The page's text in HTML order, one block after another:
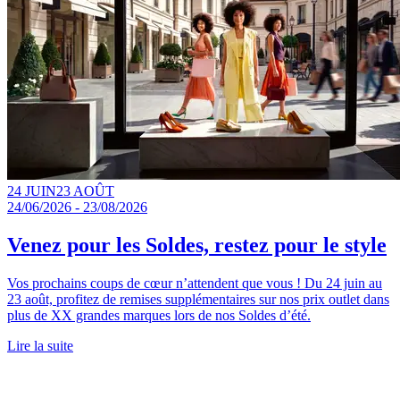
24 JUIN23 AOÛT
24/06/2026 - 23/08/2026
Venez pour les Soldes, restez pour le style
Vos prochains coups de cœur n’attendent que vous ! Du 24 juin au
23 août, profitez de remises supplémentaires sur nos prix outlet dans
plus de XX grandes marques lors de nos Soldes d’été.
Lire la suite